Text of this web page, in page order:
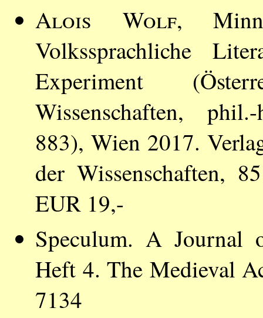
Alois Wolf,
Volkssprachliche
Experiment
Wissenschaften,
883), Wien 2017.
der Wissenschaften,
EUR 19,-
Speculum. A Journal
Heft 4. The Medieval
7134